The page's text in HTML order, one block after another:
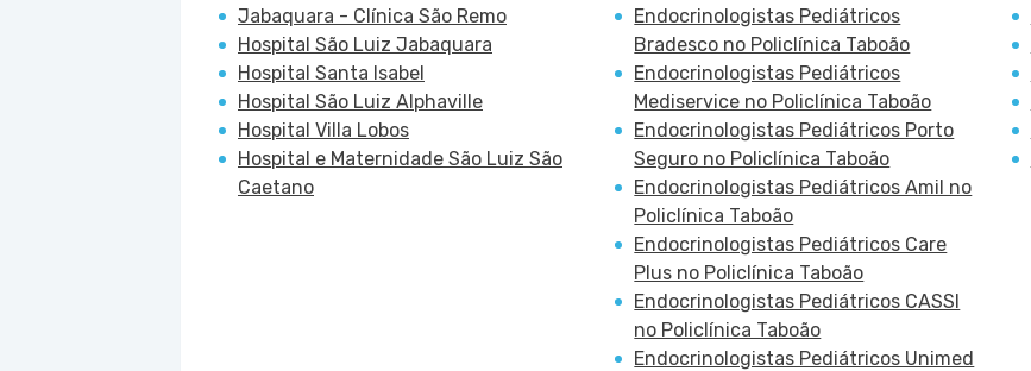
Jabaquara - Clínica São Remo
Hospital São Luiz Jabaquara
Hospital Santa Isabel
Hospital São Luiz Alphaville
Hospital Villa Lobos
Hospital e Maternidade São Luiz São
Caetano
Endocrinologistas Pediátricos
Bradesco no Policlínica Taboão
Endocrinologistas Pediátricos
Mediservice no Policlínica Taboão
Endocrinologistas Pediátricos Porto
Seguro no Policlínica Taboão
Endocrinologistas Pediátricos Amil no
Policlínica Taboão
Endocrinologistas Pediátricos Care
Plus no Policlínica Taboão
Endocrinologistas Pediátricos CASSI
no Policlínica Taboão
Endocrinologistas Pediátricos Unimed